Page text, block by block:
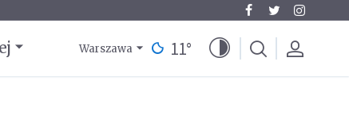
Warszawa 11°